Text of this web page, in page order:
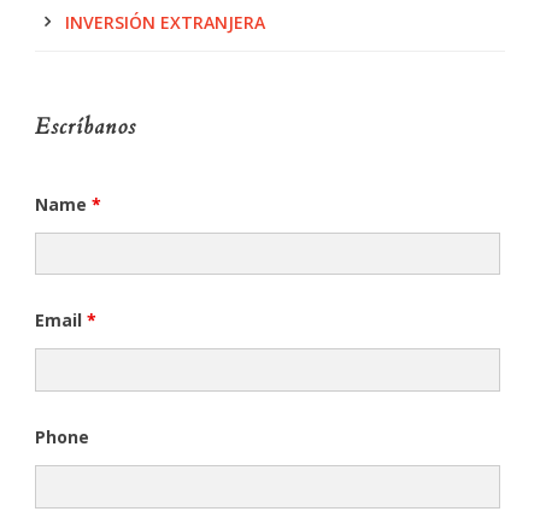
INVERSIÓN EXTRANJERA
Escríbanos
Name *
Email *
Phone